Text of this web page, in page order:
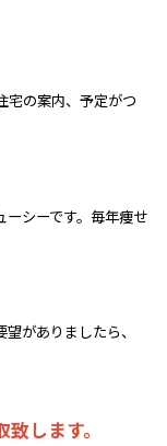
宅の案内、予定がつ
シーです。毎年痩せ
がありましたら、
します。